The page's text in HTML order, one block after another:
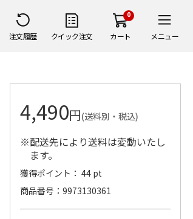
注文履歴 クイック注文
0
カート メニュー
4,490円(送料別・税込)
※配送先により送料は変動いたし
ます。
獲得ポイント： 44 pt
商品番号
9973130361